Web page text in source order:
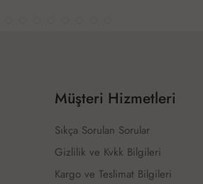
Müşteri Hizmetleri
Sıkça Sorulan Sorular
Gizlilik ve Kvkk Bilgileri
Kargo ve Teslimat Bilgileri